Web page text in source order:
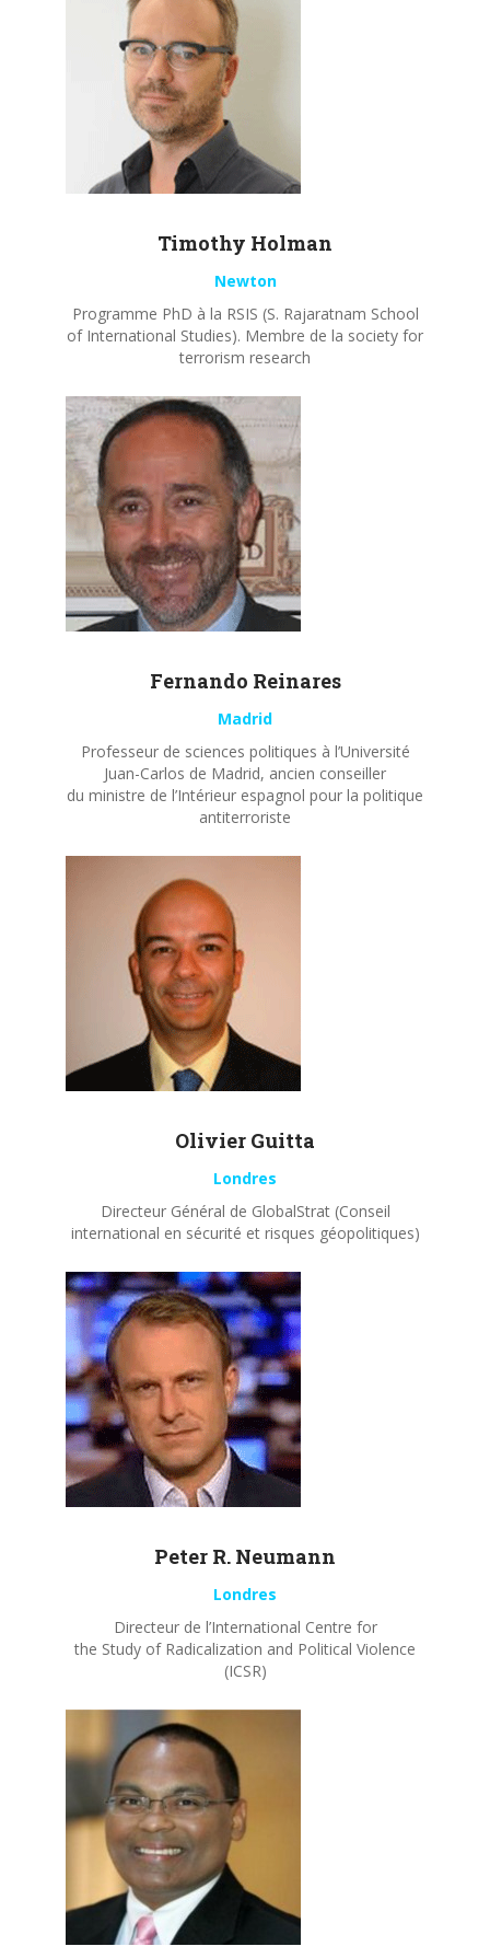
Timothy Holman
Newton
Programme PhD à la RSIS (S. Rajaratnam School
of International Studies). Membre de la society for
terrorism research
Fernando Reinares
Madrid
Professeur de sciences politiques à l’Université
Juan-Carlos de Madrid, ancien conseiller
du ministre de l’Intérieur espagnol pour la politique
antiterroriste
Olivier Guitta
Londres
Directeur Général de GlobalStrat (Conseil
international en sécurité et risques géopolitiques)
Peter R. Neumann
Londres
Directeur de l’International Centre for
the Study of Radicalization and Political Violence
(ICSR)